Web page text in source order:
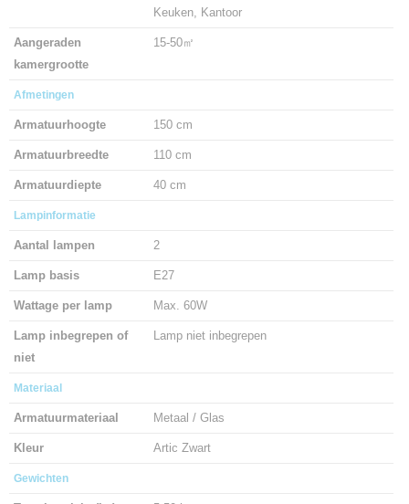
Keuken, Kantoor
Aangeraden
kamergrootte
15-50㎡
Afmetingen
Armatuurhoogte 150 cm
Armatuurbreedte 110 cm
Armatuurdiepte 40 cm
Lampinformatie
Aantal lampen 2
Lamp basis E27
Wattage per lamp Max. 60W
Lamp inbegrepen of
niet
Lamp niet inbegrepen
Materiaal
Armatuurmateriaal Metaal / Glas
Kleur Artic Zwart
Gewichten